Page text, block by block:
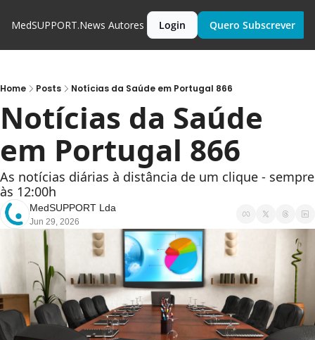
MedSUPPORT.News Autores Login Quero Subscrever
Home Posts Notícias da Saúde em Portugal 866
Notícias da Saúde
em Portugal 866
As notícias diárias à distância de um clique - sempre
às 12:00h
MedSUPPORT Lda
Jun 29, 2026